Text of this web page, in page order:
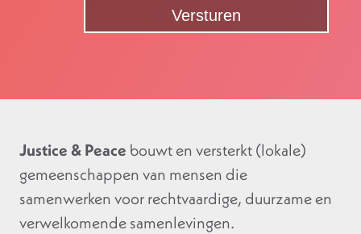
Justice & Peace bouwt en versterkt (lokale)
gemeenschappen van mensen die
samenwerken voor rechtvaardige, duurzame en
verwelkomende samenlevingen.